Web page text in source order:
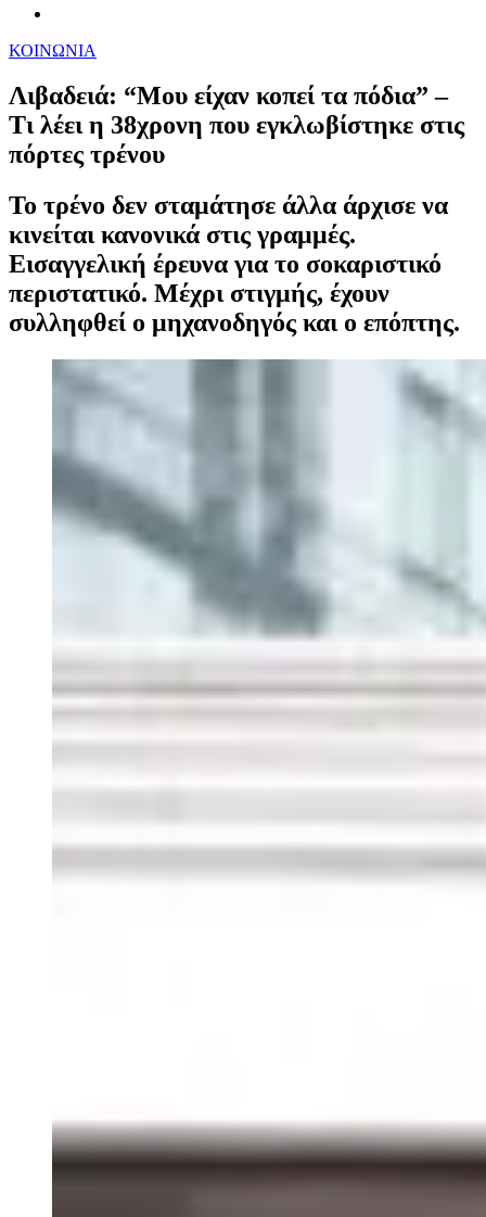
ΚΟΙΝΩΝΙΑ
Λιβαδειά: “Μου είχαν κοπεί τα πόδια” –
Τι λέει η 38χρονη που εγκλωβίστηκε στις
πόρτες τρένου
Το τρένο δεν σταμάτησε άλλα άρχισε να
κινείται κανονικά στις γραμμές.
Εισαγγελική έρευνα για το σοκαριστικό
περιστατικό. Μέχρι στιγμής, έχουν
συλληφθεί ο μηχανοδηγός και ο επόπτης.